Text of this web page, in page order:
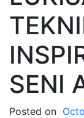
SENI
Posted on